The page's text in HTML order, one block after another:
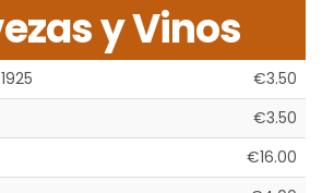
y Vinos
€3.50
€3.50
€16.00